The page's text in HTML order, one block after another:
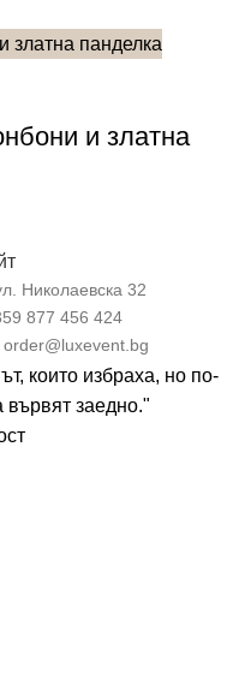
и златна
Николаевска 32
877 456 424
които избраха, но по-
вървят заедно."